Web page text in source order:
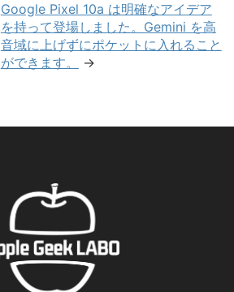
Google Pixel 10a は明確なアイデア
を持って登場しました。Gemini を高
音域に上げずにポケットに入れること
ができます。
→